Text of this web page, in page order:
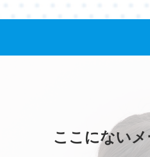
ここにない